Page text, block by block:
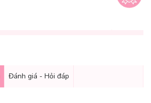
Đánh giá - Hỏi đáp